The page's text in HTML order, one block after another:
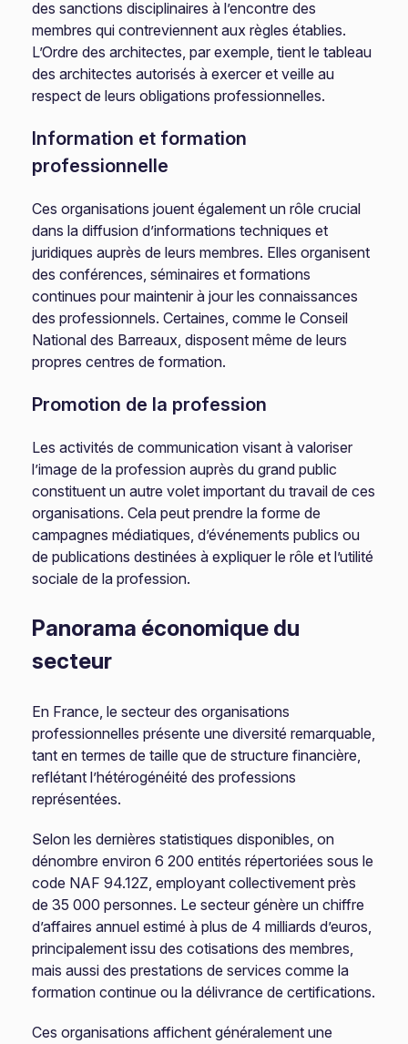
des sanctions disciplinaires à l’encontre des
membres qui contreviennent aux règles établies.
L’Ordre des architectes, par exemple, tient le tableau
des architectes autorisés à exercer et veille au
respect de leurs obligations professionnelles.
Information et formation
professionnelle
Ces organisations jouent également un rôle crucial
dans la diffusion d’informations techniques et
juridiques auprès de leurs membres. Elles organisent
des conférences, séminaires et formations
continues pour maintenir à jour les connaissances
des professionnels. Certaines, comme le Conseil
National des Barreaux, disposent même de leurs
propres centres de formation.
Promotion de la profession
Les activités de communication visant à valoriser
l’image de la profession auprès du grand public
constituent un autre volet important du travail de ces
organisations. Cela peut prendre la forme de
campagnes médiatiques, d’événements publics ou
de publications destinées à expliquer le rôle et l’utilité
sociale de la profession.
Panorama économique du
secteur
En France, le secteur des organisations
professionnelles présente une diversité remarquable,
tant en termes de taille que de structure financière,
reflétant l’hétérogénéité des professions
représentées.
Selon les dernières statistiques disponibles, on
dénombre environ 6 200 entités répertoriées sous le
code NAF 94.12Z, employant collectivement près
de 35 000 personnes. Le secteur génère un chiffre
d’affaires annuel estimé à plus de 4 milliards d’euros,
principalement issu des cotisations des membres,
mais aussi des prestations de services comme la
formation continue ou la délivrance de certifications.
Ces organisations affichent généralement une